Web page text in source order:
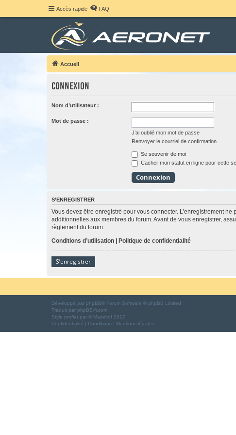
Accès rapide FAQ
Accueil
Connexion
Nom d’utilisateur :
Mot de passe :
J’ai oublié mon mot de passe
Renvoyer le courriel de confirmation
Se souvenir de moi
Cacher mon statut en ligne pour cette
S’ENREGISTRER
Vous devez être enregistré pour vous connecter. L’enregistrement
additionnelles aux membres du forum. Avant de vous enregistrer,
règlement du forum.
Conditions d’utilisation | Politique de confidentialité
S’enregistrer
Développé par phpBB® Forum Software © phpBB Limited
Traduit par phpBB-fr.com
Style proflat par © Mazeltof 2017
Confidentialité | Conditions | Mentions légales